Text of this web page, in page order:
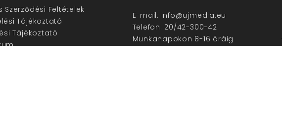
Szerződési Feltételek
Tájékoztató
Tájékoztató
E-mail: info@ujmedia.eu
Telefon: 20/42-300-42
Munkanapokon 8-16 óráig